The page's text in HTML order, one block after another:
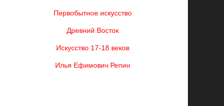
Первобытное искусство
Древний Восток
Искусство 17-18 веков
Илья Ефимович Репин